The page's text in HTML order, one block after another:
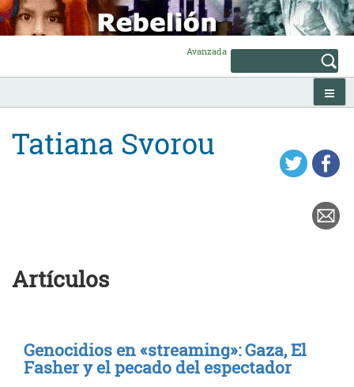
Skip
to
content
Avanzada
Tatiana Svorou
Artículos
Genocidios en «streaming»: Gaza, El
Fasher y el pecado del espectador